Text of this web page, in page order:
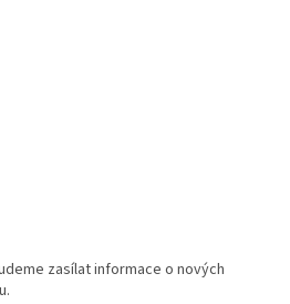
zasílat informace o nových